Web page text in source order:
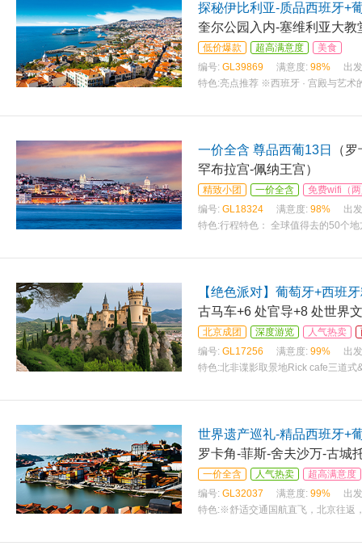
探秘伊比利亚-质品西班牙+
奎尔公园入内-塞维利亚大教
低价爆款 超高满意度
美食
编号: GL39869 满意度: 98%
出
特色:亮点推荐 ※西班牙 · 宫殿与艺术
一价全含 尊品西葡13日
（
罕布拉宫-佩纳王宫）
精致小团 一价全含
免费wifi（
编号: GL18324 满意度: 98%
出
特色:行程特色： 全球值得去的50个
【绝色派对】葡萄牙+西班
古马车+6 处官导+8 处世界
北京成团 深度游览 人气热卖
编号: GL17256 满意度: 99%
出
特色:北非谍影取景地Rick cafe三道式
世界遗产巡礼-精品西班牙+
罗卡角-菲斯-舍夫沙万-古城
一价全含 人气热卖
超高满意度
编号: GL32037 满意度: 99%
出
特色: ※舒适交通国航直飞，北京往返